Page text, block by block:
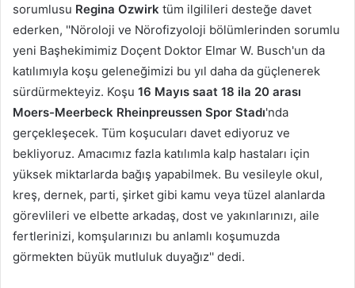
sorumlusu Regina Ozwirk tüm ilgilileri desteğe davet
ederken, ''Nöroloji ve Nörofizyoloji bölümlerinden sorumlu
yeni Başhekimimiz Doçent Doktor Elmar W. Busch'un da
katılımıyla koşu geleneğimizi bu yıl daha da güçlenerek
sürdürmekteyiz. Koşu 16 Mayıs saat 18 ila 20 arası
Moers-Meerbeck Rheinpreussen Spor Stadı'nda
gerçekleşecek. Tüm koşucuları davet ediyoruz ve
bekliyoruz. Amacımız fazla katılımla kalp hastaları için
yüksek miktarlarda bağış yapabilmek. Bu vesileyle okul,
kreş, dernek, parti, şirket gibi kamu veya tüzel alanlarda
görevlileri ve elbette arkadaş, dost ve yakınlarınızı, aile
fertlerinizi, komşularınızı bu anlamlı koşumuzda
görmekten büyük mutluluk duyağız'' dedi.